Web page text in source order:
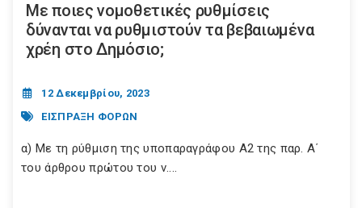
Με ποιες νομοθετικές ρυθμίσεις
δύνανται να ρυθμιστούν τα βεβαιωμένα
χρέη στο Δημόσιο;
12 Δεκεμβρίου, 2023
ΕΙΣΠΡΑΞΗ ΦΟΡΩΝ
α) Με τη ρύθμιση της υποπαραγράφου Α2 της παρ. Α΄
του άρθρου πρώτου του ν....